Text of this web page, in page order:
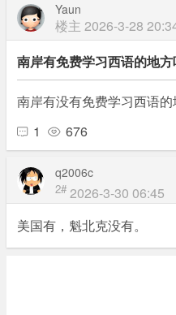
Yaun
楼主 2026-3-28
南岸有免费学习西语的地方
南岸有没有免费学习西语
1
676
q2006c
2# 2026-3-30 06:45
美国有，魁北克没有。